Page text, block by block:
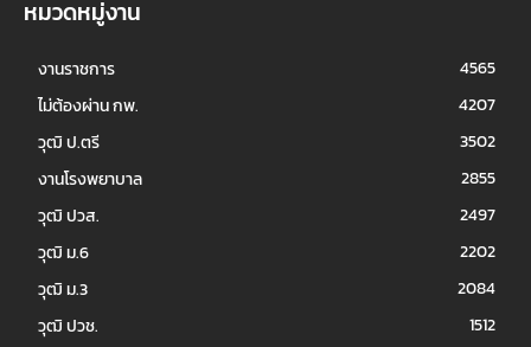
หมวดหมู่งาน
งานราชการ
4565
ไม่ต้องผ่าน กพ.
4207
วุฒิ ป.ตรี
3502
งานโรงพยาบาล
2855
วุฒิ ปวส.
2497
วุฒิ ม.6
2202
วุฒิ ม.3
2084
วุฒิ ปวช.
1512